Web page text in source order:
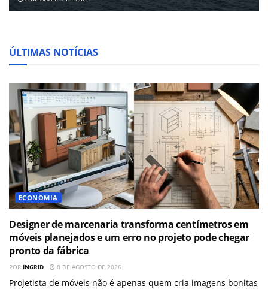
ÚLTIMAS NOTÍCIAS
ECONOMIA
Designer de marcenaria transforma centímetros em
móveis planejados e um erro no projeto pode chegar
pronto da fábrica
POR INGRID 8 DE AGOSTO DE 2026
Projetista de móveis não é apenas quem cria imagens bonitas